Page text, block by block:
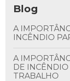
Blog
A IMPORTÂNCIA ATESTADO DE BRIGADA DE
INCÊNDIO
A IMPORTÂNCIA DO ATESTADO DE BRIGADA
DE INCÊNDIO
TRABALHO